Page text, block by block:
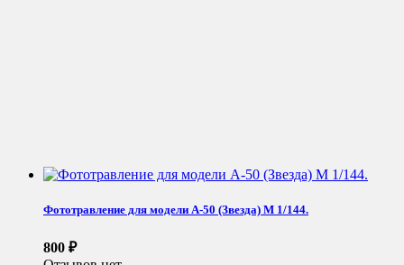
Фототравление для модели А-50 (Звезда) М 1/144.
800 ₽